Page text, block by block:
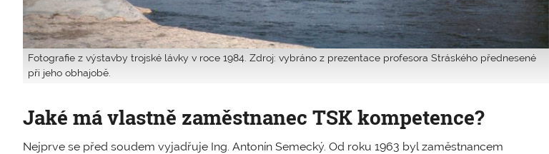
Fotografie z výstavby trojské lávky v roce 1984. Zdroj: vybráno z prezentace profesora Stráského přednesené
při jeho obhajobě.
Jaké má vlastně zaměstnanec TSK kompetence?
Nejprve se před soudem vyjadřuje Ing. Antonín Semecký. Od roku 1963 byl zaměstnancem